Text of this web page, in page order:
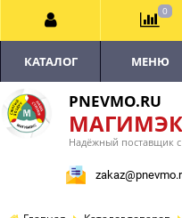
PNEVMO.RU
Надёжный поставщик с
КАТАЛОГ МЕНЮ
0